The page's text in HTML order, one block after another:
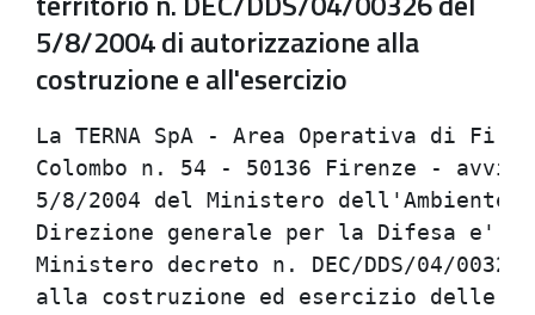
5/8/2004 di autorizzazione alla
costruzione e all'esercizio
La TERNA SpA - Area
Colombo n. 54 - 50136
5/8/2004 del Ministero
Direzione generale per la
Ministero decreto n. DEC/DDS/
alla costruzione ed